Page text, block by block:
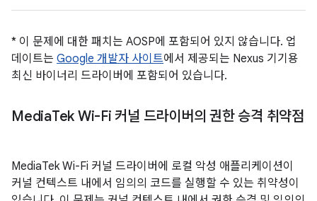
* 이 문제에 대한 패치는 AOSP에 포함되어 있지 않습니다. 업
데이트는 Google 개발자 사이트에서 제공되는 Nexus 기기용
최신 바이너리 드라이버에 포함되어 있습니다.
MediaTek Wi-Fi 커널 드라이버의 권한 승격 취약점
MediaTek Wi-Fi 커널 드라이버에 로컬 악성 애플리케이션이
커널 컨텍스트 내에서 임의의 코드를 실행할 수 있는 취약성이